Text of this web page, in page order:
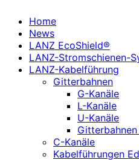
Home
News
LANZ EcoShield®
LANZ-Stromschienen-
LANZ-Kabelführung
Gitterbahnen
G-Kanäle
L-Kanäle
U-Kanäle
C-Kanäle
Kabelführungen